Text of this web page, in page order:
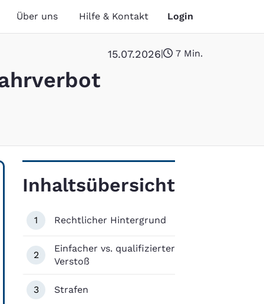
Über uns Hilfe & Kontakt Login
15.07.2026| 7 Min.
Inhaltsübersicht
1 Rechtlicher Hintergrund
2
Einfacher vs. qualifizierter
Verstoß
3 Strafen